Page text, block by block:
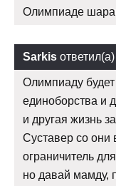
Олимпиаде
Sarkis ответил(а)
Олимпиаду
единоборства и
и другая жизнь
Суставер со они
ограничитель
но давай мамду,